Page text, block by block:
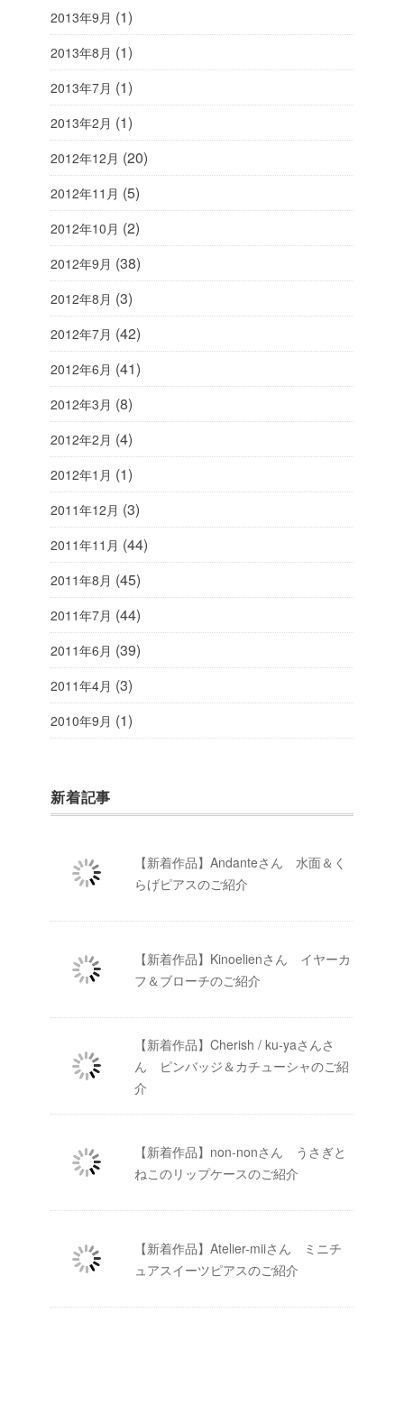
2013年9月 (1)
2013年8月 (1)
2013年7月 (1)
2013年2月 (1)
2012年12月 (20)
2012年11月 (5)
2012年10月 (2)
2012年9月 (38)
2012年8月 (3)
2012年7月 (42)
2012年6月 (41)
2012年3月 (8)
2012年2月 (4)
2012年1月 (1)
2011年12月 (3)
2011年11月 (44)
2011年8月 (45)
2011年7月 (44)
2011年6月 (39)
2011年4月 (3)
2010年9月 (1)
新着記事
【新着作品】Andanteさん 水面＆く
らげピアスのご紹介
【新着作品】Kinoelienさん イヤーカ
フ＆ブローチのご紹介
【新着作品】Cherish / ku-yaさんさ
ん ピンバッジ＆カチューシャのご紹
介
【新着作品】non-nonさん うさぎと
ねこのリップケースのご紹介
【新着作品】Atelier-miiさん ミニチ
ュアスイーツピアスのご紹介